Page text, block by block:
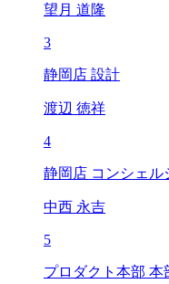
望月 道隆
3
静岡店 設計
渡辺 徳祥
4
静岡店 コンシェル
中西 永吉
5
プロダクト本部 本